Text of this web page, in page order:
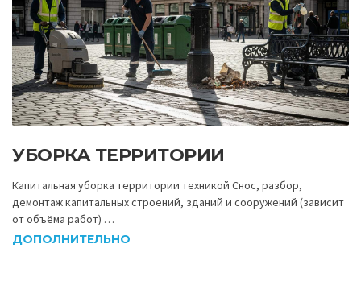
УБОРКА ТЕРРИТОРИИ
Капитальная уборка территории техникой Снос, разбор,
демонтаж капитальных строений, зданий и сооружений (зависит
от объёма работ) …
ДОПОЛНИТЕЛЬНО